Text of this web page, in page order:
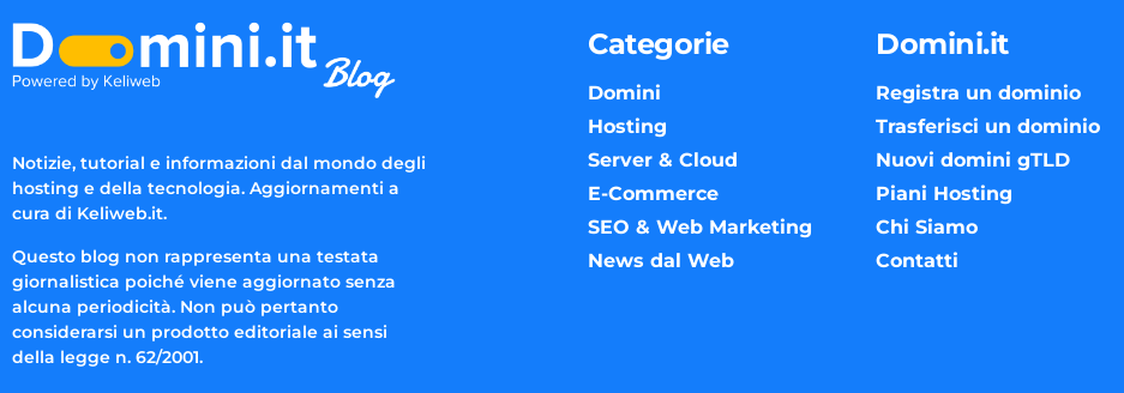
Notizie, tutorial e informazioni dal mondo degli
hosting e della tecnologia. Aggiornamenti a
cura di Keliweb.it.
Questo blog non rappresenta una testata
giornalistica poiché viene aggiornato senza
alcuna periodicità. Non può pertanto
considerarsi un prodotto editoriale ai sensi
della legge n. 62/2001.
Categorie
Domini
Hosting
Server & Cloud
E-Commerce
SEO & Web Marketing
News dal Web
Domini.it
Registra un dominio
Trasferisci un dominio
Nuovi domini gTLD
Piani Hosting
Chi Siamo
Contatti